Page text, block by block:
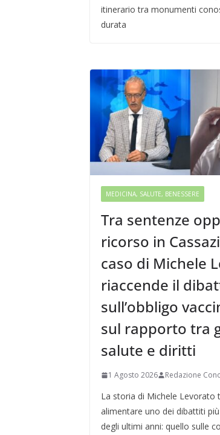
itinerario tra monumenti
durata
MEDICINA, SALUTE, BENESSERE
Tra sentenze
ricorso in
caso di Michele
riaccende il
sull’obbligo
sul rapporto tra
salute e diritti
1 Agosto 2026 Redazione
La storia di Michele Levorato
alimentare uno dei dibattiti
degli ultimi anni: quello sulle